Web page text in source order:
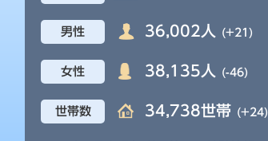
男性 36,002人 (+21)
女性 38,135人 (-46)
世帯数 34,738世帯 (+24)